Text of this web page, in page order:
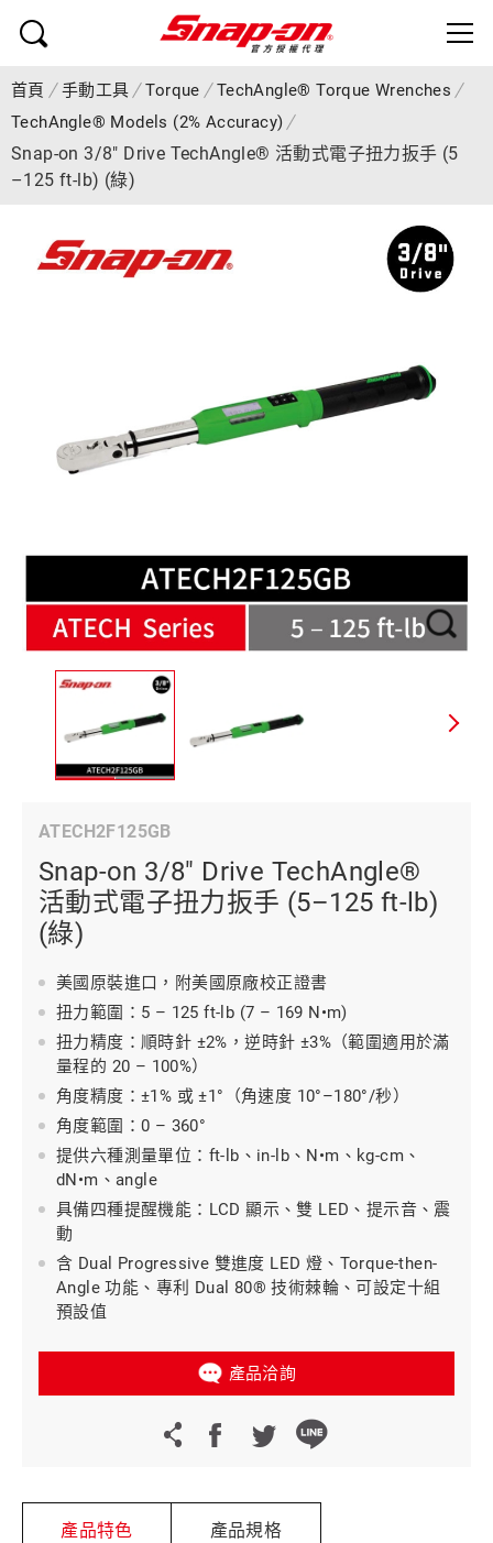
首頁 手動工具 Torque
TechAngle® Torque Wrenches
TechAngle® Models (2% Accuracy)
Snap-on 3/8" Drive TechAngle® 活動式電子扭力扳手 (5
–125 ft-lb) (綠)
ATECH2F125GB
Snap-on 3/8" Drive TechAngle®
活動式電子扭力扳手 (5–125 ft-lb)
(綠)
美國原裝進口，附美國原廠校正證書
扭力範圍：5 – 125 ft-lb (7 – 169 N•m)
扭力精度：順時針 ±2%，逆時針 ±3%（範圍適用於滿
量程的 20 – 100%）
角度精度：±1% 或 ±1°（角速度 10°–180°/秒）
角度範圍：0 – 360°
提供六種測量單位：ft-lb、in-lb、N•m、kg-cm、
dN•m、angle
具備四種提醒機能：LCD 顯示、雙 LED、提示音、震
動
含 Dual Progressive 雙進度 LED 燈、Torque-then-
Angle 功能、專利 Dual 80® 技術棘輪、可設定十組
預設值
產品洽詢
產品特色 產品規格